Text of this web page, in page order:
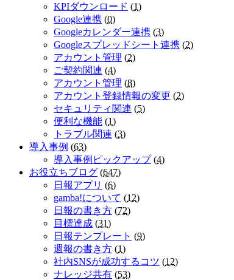
KPIダウンロード (1)
Google連携 (0)
Googleカレンダー連携 (3)
Googleスプレッドシート連携 (2)
アカウント管理 (2)
ご契約関連 (4)
アカウント管理 (8)
アカウント登録情報の変更 (2)
セキュリティ関連 (5)
便利な機能 (1)
トラブル関連 (3)
導入事例 (63)
導入事例ピックアップ(4)
お役立ちブログ (647)
日報アプリ (6)
gamba!について (12)
日報の書き方 (72)
目標達成 (31)
日報テンプレート (9)
週報の書き方 (1)
社内SNSが成功するコツ (12)
ナレッジ共有 (53)